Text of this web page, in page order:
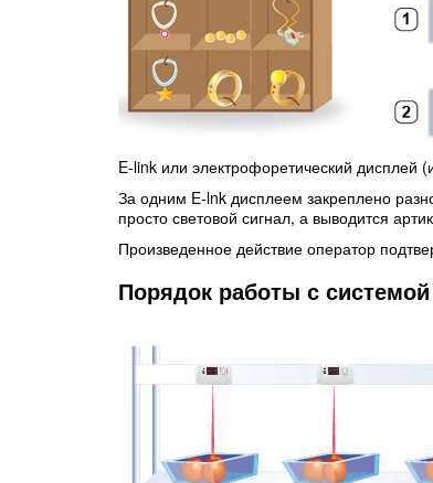
E-link или электрофоретический дисплей
За одним E-lnk дисплеем закреплено
просто световой сигнал, а выводится
Произведенное действие оператор
Порядок работы с